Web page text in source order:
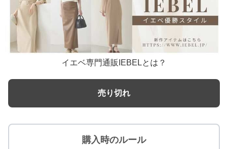
イエベ専門通販IEBELとは？
売り切れ
購入時のルール